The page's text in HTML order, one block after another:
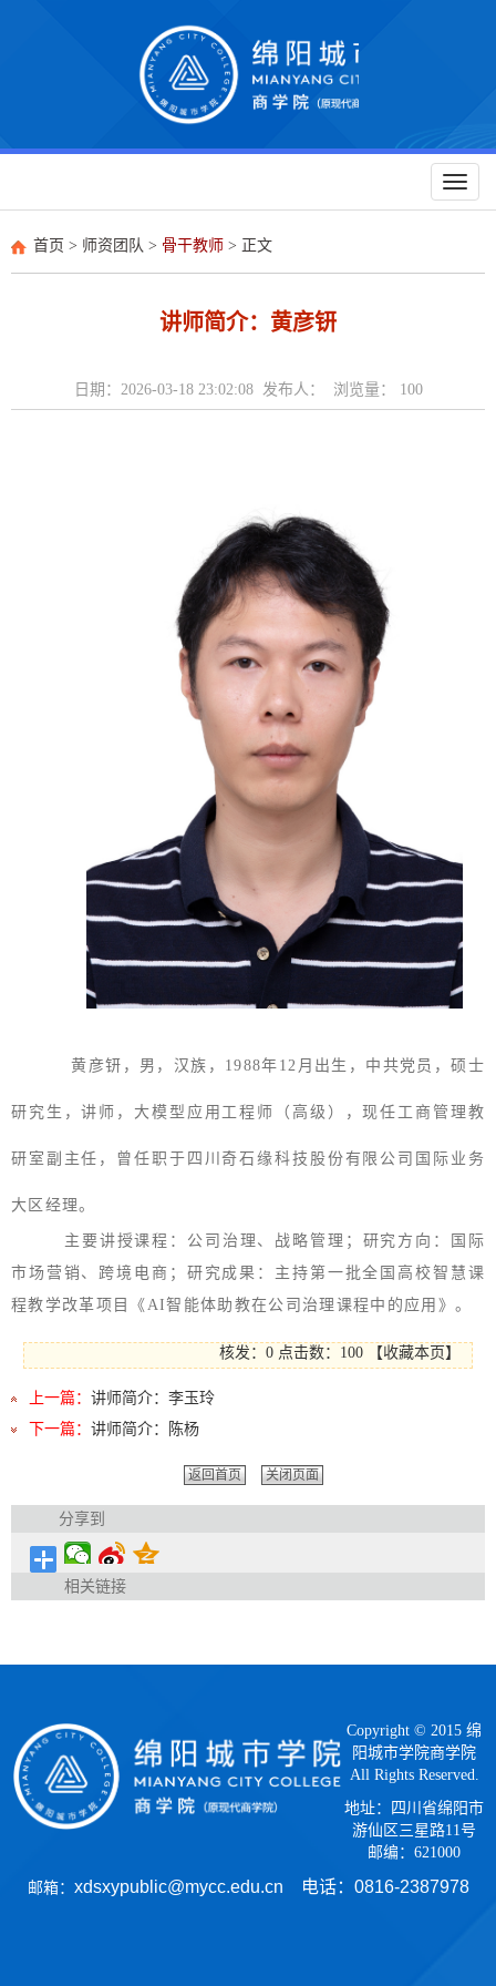
Toggle
首页 > 师资团队 > 骨干教师 > 正文
讲师简介：黄彦钘
日期：2026-03-18 23:02:08 发布人： 浏览量： 100
黄彦钘，男，汉族，1988年12月出生，中共党员，硕士
研究生，讲师，大模型应用工程师（高级），现任工商管理教
研室副主任，曾任职于四川奇石缘科技股份有限公司国际业务
大区经理。
主要讲授课程：公司治理、战略管理；研究方向：国际
市场营销、跨境电商；研究成果：主持第一批全国高校智慧课
程教学改革项目《AI智能体助教在公司治理课程中的应用》。
核发：0 点击数： 100 【收藏本页 】
上一篇： 讲师简介：李玉玲
下一篇： 讲师简介：陈杨
返回首页 关闭页面
分享到
相关链接
Copyright © 2015 绵
阳城市学院商学院
All Rights Reserved.
地址：四川省绵阳市
游仙区三星路11号
邮编：621000
邮箱： xdsxypublic@mycc.edu.cn 电话： 0816-2387978